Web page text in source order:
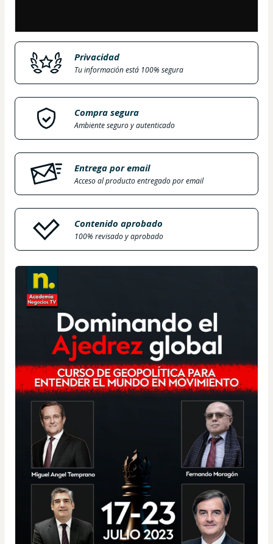
Privacidad
Tu información está 100% segura
Compra segura
Ambiente seguro y autenticado
Entrega por email
Acceso al producto entregado por email
Contenido aprobado
100% revisado y aprobado